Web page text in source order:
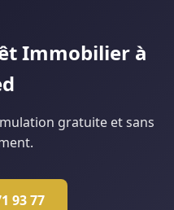
Immobilier à
gratuite et sans
93 77